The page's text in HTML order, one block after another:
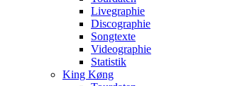
Livegraphie
Discographie
Songtexte
Videographie
Statistik
King Køng